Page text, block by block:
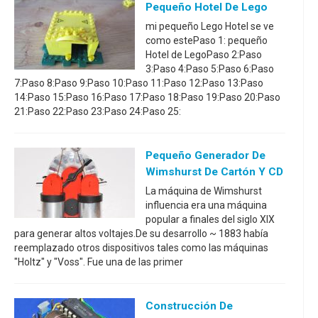
Pequeño Hotel De Lego
mi pequeño Lego Hotel se ve
como estePaso 1: pequeño
Hotel de LegoPaso 2:Paso
3:Paso 4:Paso 5:Paso 6:Paso
7:Paso 8:Paso 9:Paso 10:Paso 11:Paso 12:Paso 13:Paso
14:Paso 15:Paso 16:Paso 17:Paso 18:Paso 19:Paso 20:Paso
21:Paso 22:Paso 23:Paso 24:Paso 25:
Pequeño Generador De
Wimshurst De Cartón Y CD
La máquina de Wimshurst
influencia era una máquina
popular a finales del siglo XIX
para generar altos voltajes.De su desarrollo ~ 1883 había
reemplazado otros dispositivos tales como las máquinas
"Holtz" y "Voss". Fue una de las primer
Construcción De